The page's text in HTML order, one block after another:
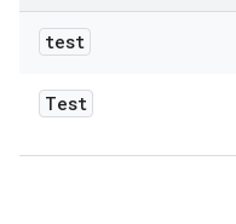
test
Test